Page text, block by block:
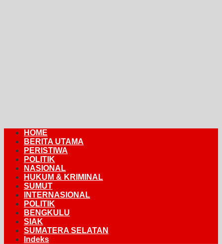
HOME
BERITA UTAMA
PERISTIWA
POLITIK
NASIONAL
HUKUM & KRIMINAL
SUMUT
INTERNASIONAL
POLITIK
BENGKULU
SIAK
SUMATERA SELATAN
Indeks